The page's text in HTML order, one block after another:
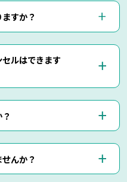
が可能です。
回収物の詳細など、ご説明
能でございます。
て頂きますのでご安心くだ
すか？
さいませ。
お見積りを出せない場合
ル・LINEでのお見積り
ます。
『出張お見積り』をご希望
きます。
ルはできます
のでご安心ください。
ていないお客様に対して無
してはキャンセル料を頂く
エリア内でしたら、最短25
んか？